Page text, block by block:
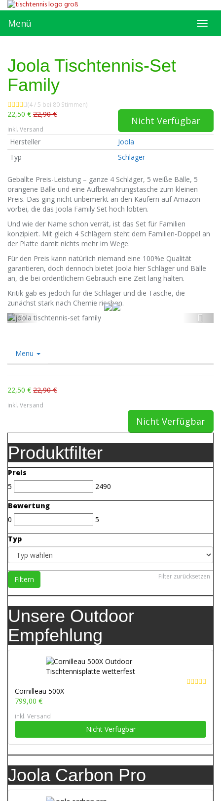
Skip
main
content
Menü
Joola Tischtennis-Set
Family
(4 / 5 bei 80 Stimmen)
22,50 € 22,90 €
inkl. Versand
Nicht Verfügbar
Hersteller
Joola
Typ
Schläger
Geballte Preis-Leistung – ganze 4 Schläger, 5 weiße Bälle, 5
orangene Bälle und eine Aufbewahrungstasche zum kleinen
Preis. Das ging nicht unbemerkt an den Käufern auf Amazon
vorbei, die das Joola Family Set hoch lobten.
Und wie der Name schon verrät, ist das Set für Familien
konzipiert. Mit gleich 4 Schlägern steht dem Familien-Doppel an
der Platte damit nichts mehr im Wege.
Für den Preis kann natürlich niemand eine 100%e Qualität
garantieren, doch dennoch bietet Joola hier Schläger und Bälle
an, die bei ordentlichem Gebrauch eine Zeit lang halten.
Kritik gab es jedoch für die Schläger und die Tasche, die
zunächst stark nach Chemie riechen.
Menu
22,50 € 22,90 €
inkl. Versand
Nicht Verfügbar
Produktfilter
Preis
5
2490
Bewertung
0
5
Typ
Filter zurücksetzen
Filtern
Unsere Outdoor
Empfehlung
Cornilleau 500X
799,00 €
inkl. Versand
Nicht Verfügbar
Joola Carbon Pro